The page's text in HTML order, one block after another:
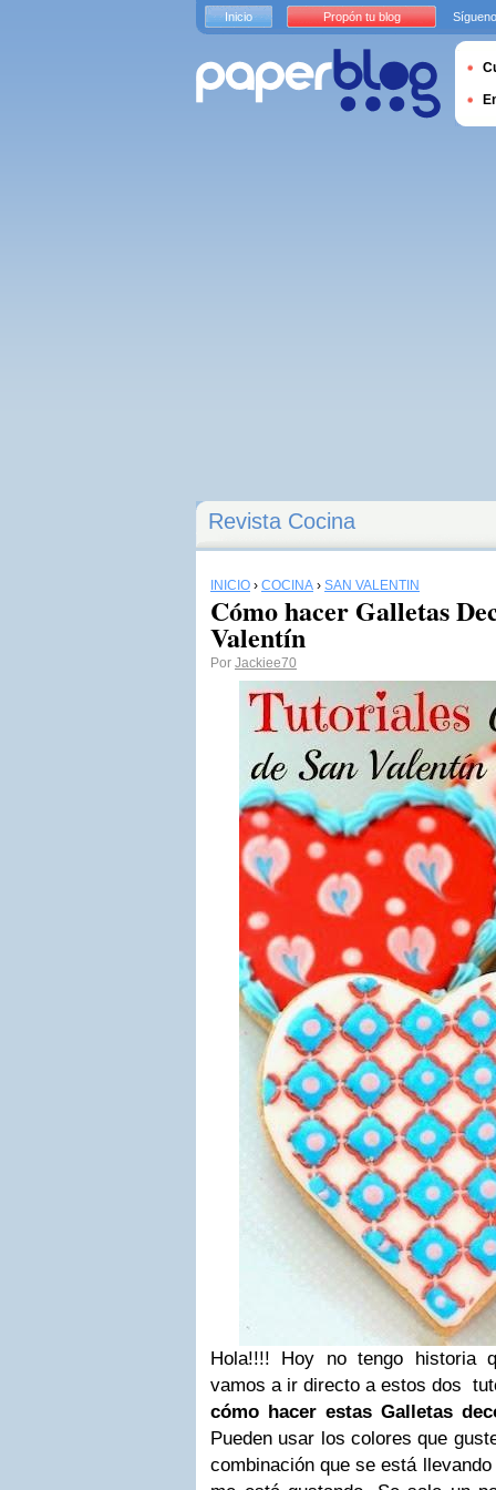
Revista Cocina
INICIO › COCINA › SAN VALENTÍN
Cómo hacer Galletas
Valentín
Por Jackiee70
Hola!!!! Hoy no tengo
vamos a ir directo a estos dos
cómo hacer estas Galletas
Pueden usar los colores que
combinación que se está
Inicio Propón tu blog